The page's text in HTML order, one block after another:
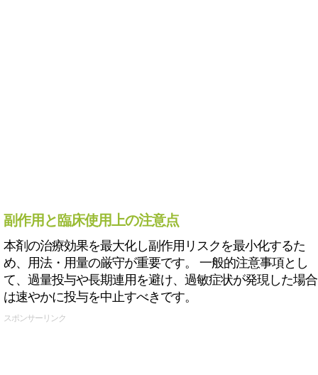
副作用と臨床使用上の注意点
本剤の治療効果を最大化し副作用リスクを最小化するた
め、用法・用量の厳守が重要です。 一般的注意事項とし
て、過量投与や長期連用を避け、過敏症状が発現した場合
は速やかに投与を中止すべきです。
スポンサーリンク